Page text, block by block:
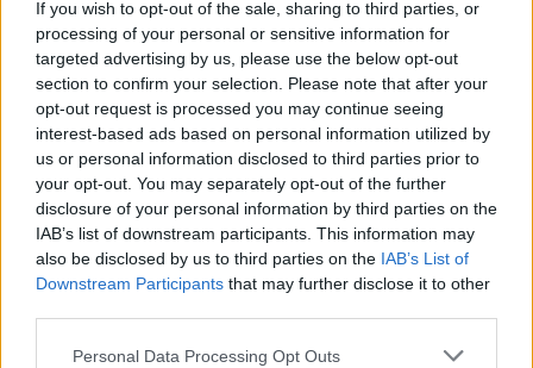
If you wish to opt-out of the sale, sharing to third parties, or
processing of your personal or sensitive information for
targeted advertising by us, please use the below opt-out
section to confirm your selection. Please note that after your
opt-out request is processed you may continue seeing
interest-based ads based on personal information utilized by
us or personal information disclosed to third parties prior to
your opt-out. You may separately opt-out of the further
disclosure of your personal information by third parties on the
IAB’s list of downstream participants. This information may
also be disclosed by us to third parties on the IAB’s List of
Downstream Participants that may further disclose it to other
Please note that this website/app uses one or more Google
Personal Data Processing Opt Outs
Parks és Caroline Polachek. A kiemelt színpadon
délutánonként magyar előadók is lesznek, különleges
műsorral jelentkezik a Halott Pénz, a Carson Coma és
Dzsúdló.
A második legnagyobb zenei helyszínen, a több mint tízezer
fő befogadására alkalmas FreeDome sátorban mások
mellett Bonobo, Loyle Carner, Youngr, a Moderat, SG Lewis
és a Viagra Boys zenél. A Party Arénában naponta